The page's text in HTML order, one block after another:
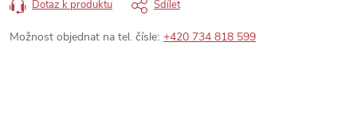
Dotaz k produktu Sdílet
Možnost objednat na tel. čísle: +420 734 818 599